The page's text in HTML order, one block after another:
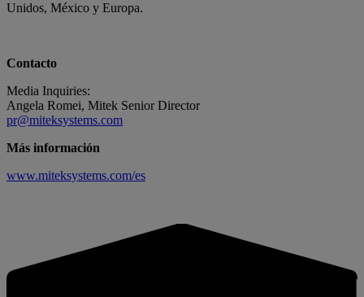
Unidos, México y Europa.
Contacto
Media Inquiries:
Angela Romei, Mitek Senior Director
pr@miteksystems.com
Más información
www.miteksystems.com/es